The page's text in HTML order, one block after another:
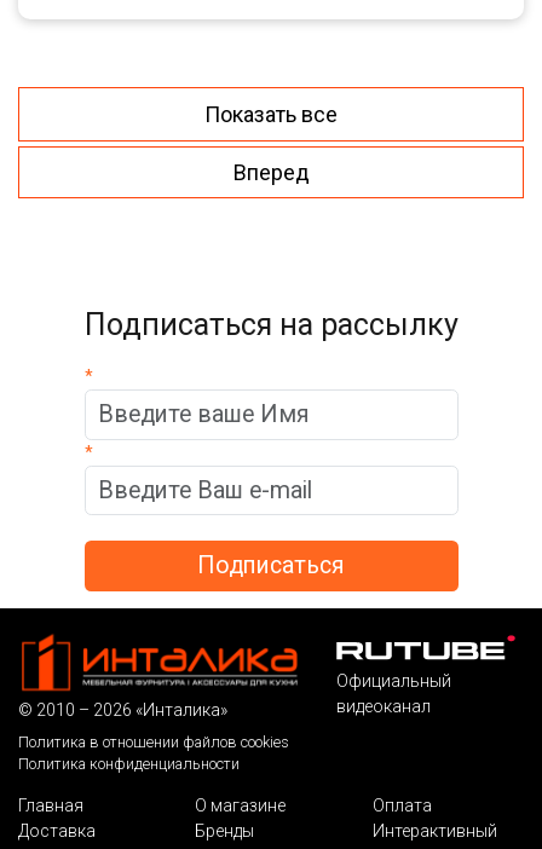
Показать все
Вперед
Подписаться на рассылку
*
*
© 2010 – 2026 «Инталика»
Политика в отношении файлов cookies
Политика конфиденциальности
Официальный
видеоканал
Главная О магазине
Оплата
Доставка
Бренды
Интерактивный